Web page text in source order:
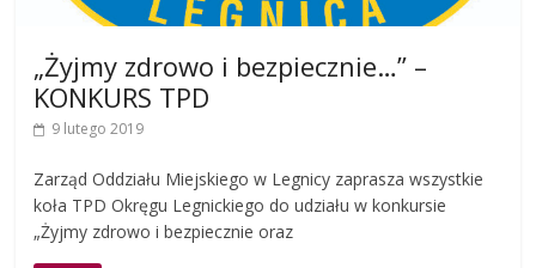
„Żyjmy zdrowo i bezpiecznie…” –
KONKURS TPD
9 lutego 2019
Zarząd Oddziału Miejskiego w Legnicy zaprasza wszystkie
koła TPD Okręgu Legnickiego do udziału w konkursie
„Żyjmy zdrowo i bezpiecznie oraz